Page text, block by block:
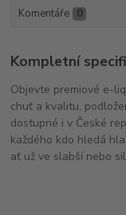
Komentáře 0
Kompletní
Objevte premiové e-
chuť a kvalitu,
dostupné i v České
každého kdo hledá
ať už ve slabší nebo